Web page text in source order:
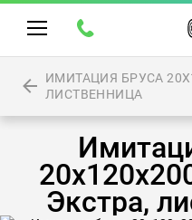
ИМИТАЦИЯ БРУСА
ЛИСТВЕННИЦА
Экстра,